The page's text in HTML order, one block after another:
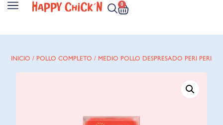
0
INICIO / POLLO COMPLETO / MEDIO POLLO DESPRESADO PERI PERI